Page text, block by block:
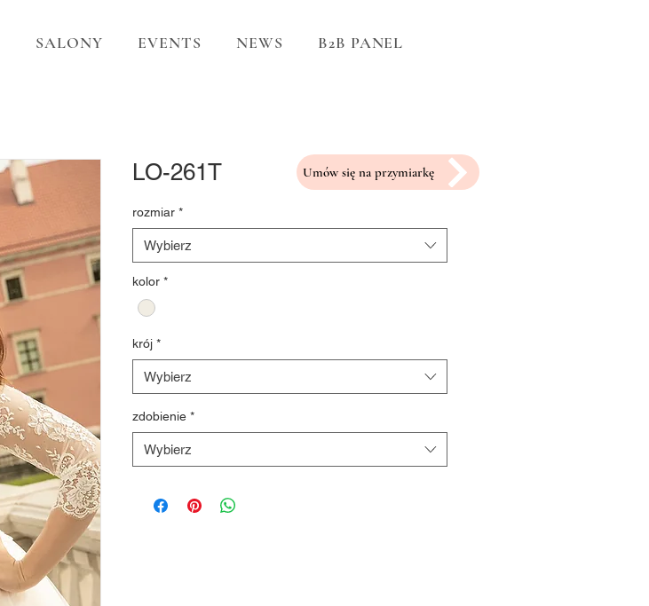
SALONY EVENTS NEWS B2B PANEL
LO-261T
rozmiar *
Wybierz
kolor *
krój *
Wybierz
zdobienie *
Wybierz
Umów się na przymiarkę